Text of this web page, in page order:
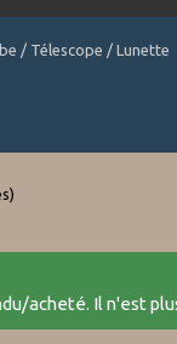
/ Télescope / Lunette
acheté. Il n'est